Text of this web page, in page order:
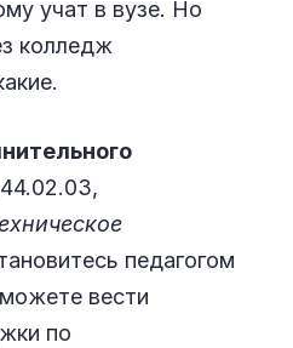
учат в вузе. Но
колледж
педагогом
вести
по